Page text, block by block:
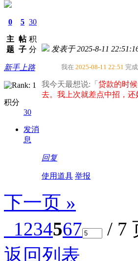
0
主
题
5
帖
子
30
积
分
新手上路
积分
30
发消
息
发表于 2025-8-11
我在 2025-08-11 22:51 完
我今天最想说:「 贷款的时
去。我上次就差点中招，
回复
使用道具 举报
下一页 »
1234567 / 7
返回列表